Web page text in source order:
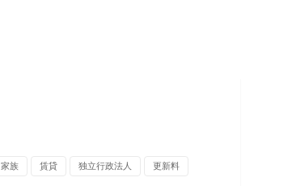
家族 賃貸 独立行政法人 更新料